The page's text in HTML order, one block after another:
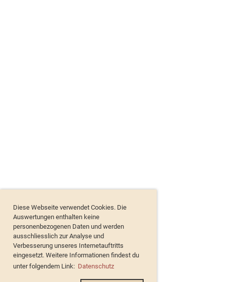
Diese Webseite verwendet Cookies. Die
Auswertungen enthalten keine
personenbezogenen Daten und werden
ausschliesslich zur Analyse und
Verbesserung unseres Internetauftritts
eingesetzt. Weitere Informationen findest du
unter folgendem Link: Datenschutz